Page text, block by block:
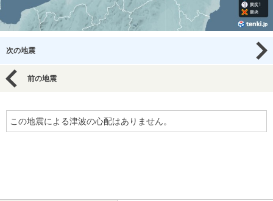
次の地震
前の地震
この地震による津波の心配はありません。